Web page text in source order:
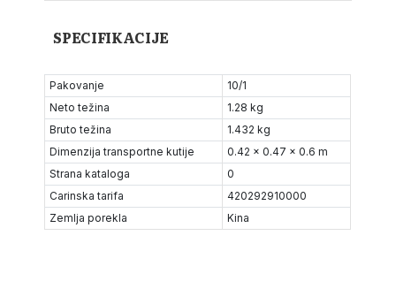
SPECIFIKACIJE
Pakovanje
10/1
Neto težina
1.28 kg
Bruto težina
1.432 kg
Dimenzija transportne kutije
0.42 x 0.47 x 0.6 m
Strana kataloga
0
Carinska tarifa
420292910000
Zemlja porekla
Kina